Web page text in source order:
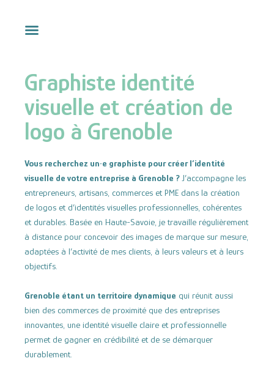
Graphiste identité
visuelle et création de
logo à Grenoble
Vous recherchez un·e graphiste pour créer l’identité
visuelle de votre entreprise à Grenoble ? J’accompagne les
entrepreneurs, artisans, commerces et PME dans la création
de logos et d’identités visuelles professionnelles, cohérentes
et durables. Basée en Haute-Savoie, je travaille régulièrement
à distance pour concevoir des images de marque sur mesure,
adaptées à l’activité de mes clients, à leurs valeurs et à leurs
objectifs.
Grenoble étant un territoire dynamique qui réunit aussi
bien des commerces de proximité que des entreprises
innovantes, une identité visuelle claire et professionnelle
permet de gagner en crédibilité et de se démarquer
durablement.